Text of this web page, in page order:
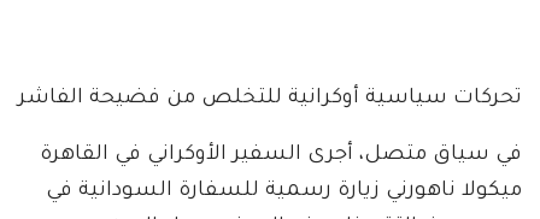
تحركات سياسية أوكرانية للتخلص من فضيحة الفاشر
في سياق متصل، أجرى السفير الأوكراني في القاهرة
ميكولا ناهورني زيارة رسمية للسفارة السودانية في